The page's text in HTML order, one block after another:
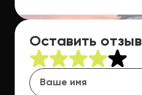
Оставить отзыв